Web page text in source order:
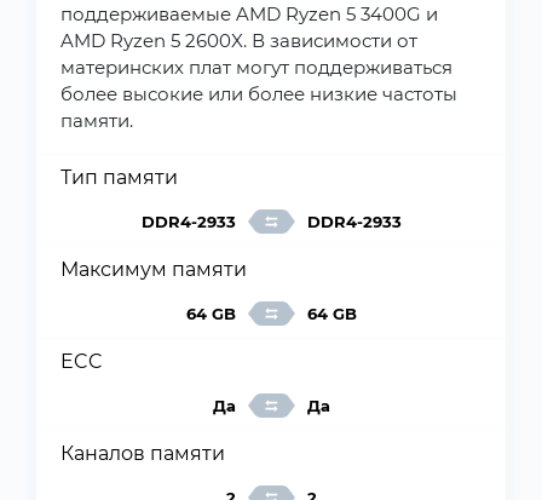
поддерживаемые AMD Ryzen 5 3400G и
AMD Ryzen 5 2600X. В зависимости от
материнских плат могут поддерживаться
более высокие или более низкие частоты
памяти.
Тип памяти
DDR4-2933 DDR4-2933
Максимум памяти
64 GB 64 GB
ECC
Да Да
Каналов памяти